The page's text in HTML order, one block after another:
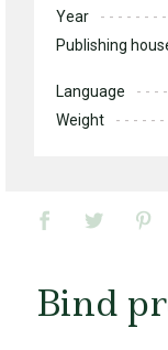
Year
Publishing
Language
Weight
Bind